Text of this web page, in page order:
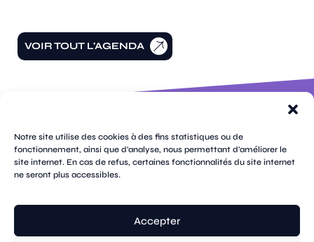
Notre site utilise des cookies à des fins statistiques ou de
fonctionnement, ainsi que d'analyse, nous permettant d'améliorer le
site internet. En cas de refus, certaines fonctionnalités du site internet
ne seront plus accessibles.
Accepter
VOIR TOUT L'AGENDA
de la
république
CS
70809
89108
Cedex
tik
tok
twitter
(X)
pages
plan